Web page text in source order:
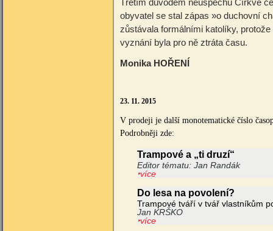
obyvatel se stal zápas »o duchovní
zůstávala formálními katolíky,
vyznání byla pro ně ztráta času.
Monika HOŘENÍ
23. 11. 2015
V prodeji je další monotematické číslo
Podrobněji zde:
Trampové a „ti druzí“
Editor tématu: Jan Randák
‣více
Do lesa na povolení?
Trampové tváří v tvář vlastníkům
Jan KRŠKO
‣více